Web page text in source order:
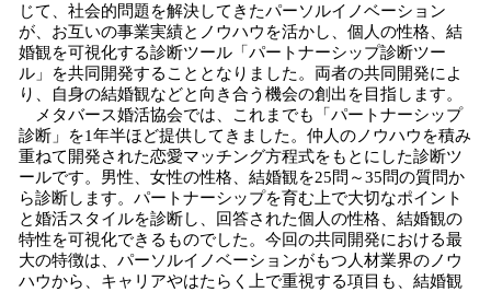
じて、社会的問題を解決してきたパーソルイノベーション
が、お互いの事業実績とノウハウを活かし、個人の性格、結
婚観を可視化する診断ツール「パートナーシップ診断ツー
ル」を共同開発することとなりました。両者の共同開発によ
り、自身の結婚観などと向き合う機会の創出を目指します。
メタバース婚活協会では、これまでも「パートナーシップ
診断」を1年半ほど提供してきました。仲人のノウハウを積み
重ねて開発された恋愛マッチング方程式をもとにした診断ツ
ールです。男性、女性の性格、結婚観を25問～35問の質問か
ら診断します。パートナーシップを育む上で大切なポイント
と婚活スタイルを診断し、回答された個人の性格、結婚観の
特性を可視化できるものでした。今回の共同開発における最
大の特徴は、パーソルイノベーションがもつ人材業界のノウ
ハウから、キャリアやはたらく上で重視する項目も、結婚観